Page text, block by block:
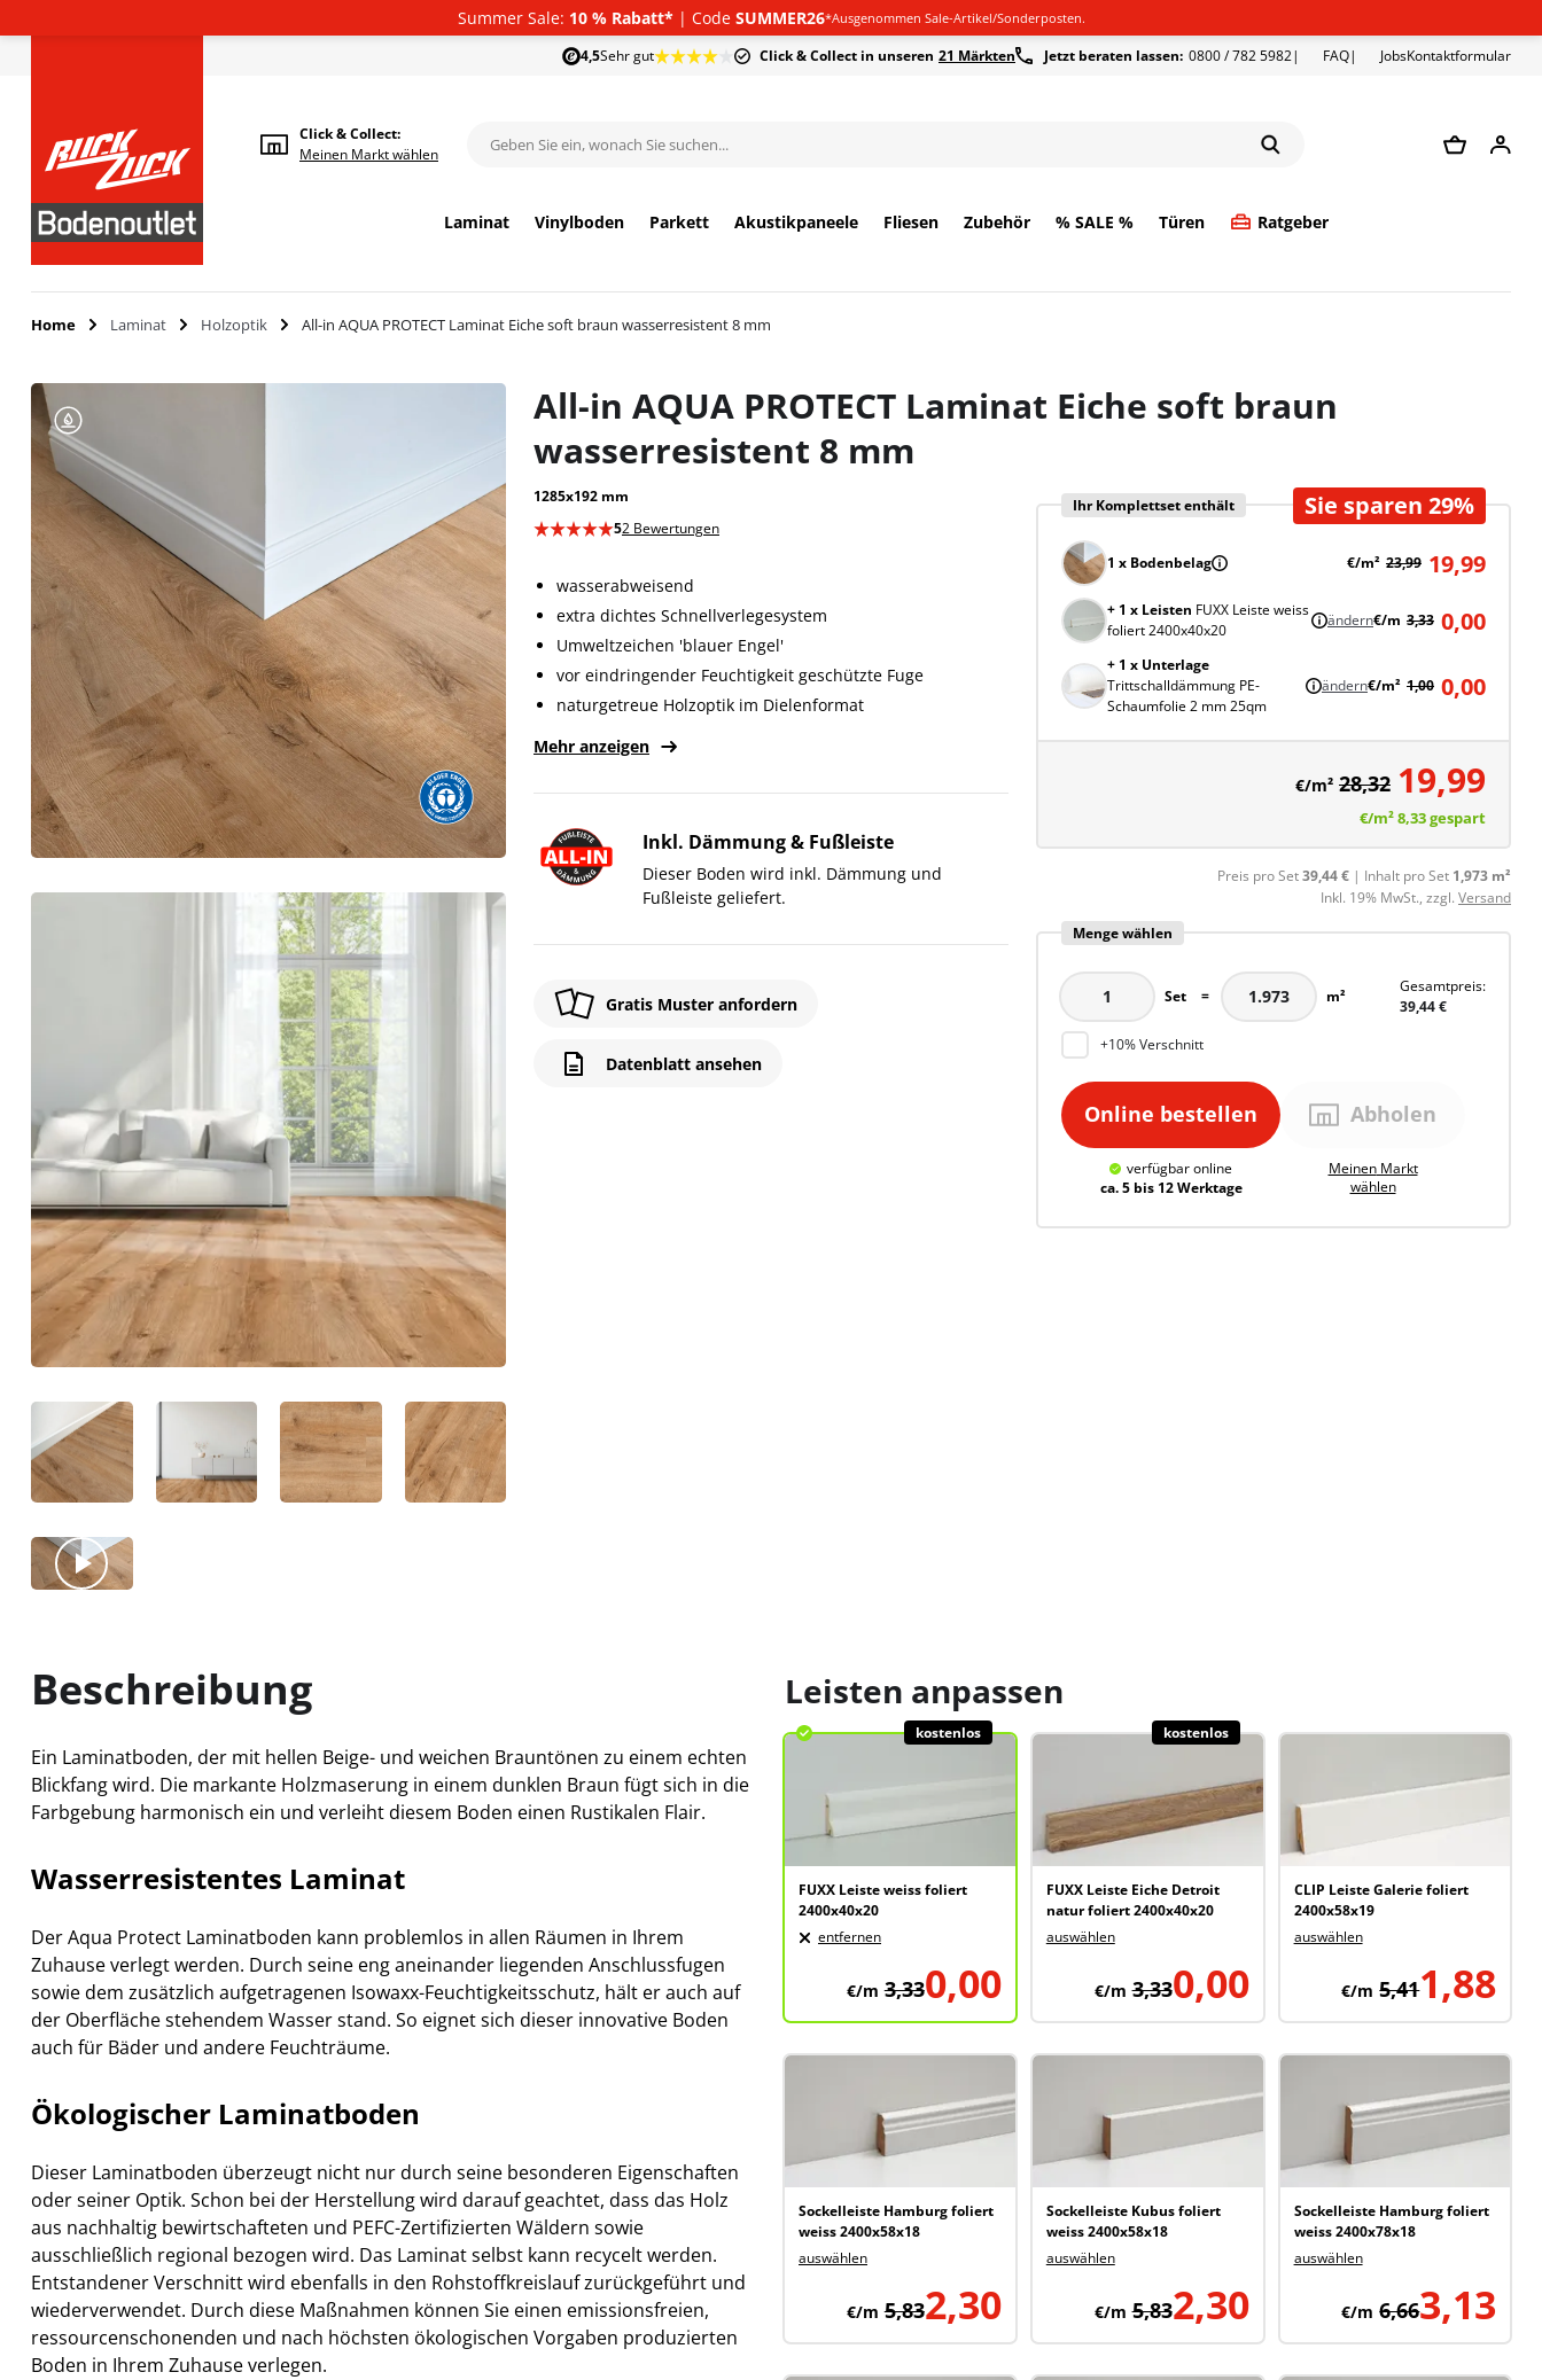
Summer Sale: 10 % Rabatt*| Code SUMMER26*Ausgenommen Sale-Artikel/Sonderposten.
4,5Sehr gut Click & Collect in unseren 21 Märkten Jetzt beraten lassen: 0800 / 782 5982 FAQ JobsKontaktformular
Click & Collect:
Meinen Markt wählen
Laminat Vinylboden Parkett Akustikpaneele Fliesen Zubehör % SALE % Türen Ratgeber
Home Laminat Holzoptik All-in AQUA PROTECT Laminat Eiche soft braun wasserresistent 8 mm
All-in AQUA PROTECT Laminat Eiche soft braun
wasserresistent 8 mm
1285x192 mm
52 Bewertungen
wasserabweisend
extra dichtes Schnellverlegesystem
Umweltzeichen 'blauer Engel'
vor eindringender Feuchtigkeit geschützte Fuge
naturgetreue Holzoptik im Dielenformat
Mehr anzeigen
Inkl. Dämmung & Fußleiste
Dieser Boden wird inkl. Dämmung und
Fußleiste geliefert.
Gratis Muster anfordern
Datenblatt ansehen
Ihr Komplettset enthält Sie sparen 29%
1 x Bodenbelag 19,99
€/m² 23,99
+ 1 x Leisten FUXX Leiste weiss
foliert 2400x40x20
ändern 0,00
€/m 3,33
+ 1 x Unterlage
Trittschalldämmung PE-
Schaumfolie 2 mm 25qm
ändern 0,00
€/m² 1,00
€/m² 28,32 19,99
€/m²8,33gespart
Preis pro Set39,44 € | Inhalt pro Set 1,973 m²
Inkl. 19% MwSt., zzgl. Versand
Menge wählen
Set = m²
+10% Verschnitt
Gesamtpreis:
39,44 €
Online bestellen
verfügbaronline
ca. 5 bis 12 Werktage
Abholen
MeinenMarkt
wählen
Beschreibung
Ein Laminatboden, der mit hellen Beige- und weichen Brauntönen zu einem echten
Blickfang wird. Die markante Holzmaserung in einem dunklen Braun fügt sich in die
Farbgebung harmonisch ein und verleiht diesem Boden einen Rustikalen Flair.
Wasserresistentes Laminat
Der Aqua Protect Laminatboden kann problemlos in allen Räumen in Ihrem
Zuhause verlegt werden. Durch seine eng aneinander liegenden Anschlussfugen
sowie dem zusätzlich aufgetragenen Isowaxx-Feuchtigkeitsschutz, hält er auch auf
der Oberfläche stehendem Wasser stand. So eignet sich dieser innovative Boden
auch für Bäder und andere Feuchträume.
Ökologischer Laminatboden
Dieser Laminatboden überzeugt nicht nur durch seine besonderen Eigenschaften
oder seiner Optik. Schon bei der Herstellung wird darauf geachtet, dass das Holz
aus nachhaltig bewirtschafteten und PEFC-Zertifizierten Wäldern sowie
ausschließlich regional bezogen wird. Das Laminat selbst kann recycelt werden.
Entstandener Verschnitt wird ebenfalls in den Rohstoffkreislauf zurückgeführt und
wiederverwendet. Durch diese Maßnahmen können Sie einen emissionsfreien,
ressourcenschonenden und nach höchsten ökologischen Vorgaben produzierten
Boden in Ihrem Zuhause verlegen.
Leisten anpassen
FUXX Leiste weiss foliert
2400x40x20
entfernen
0,00
€/m 3,33
kostenlos
FUXX Leiste Eiche Detroit
natur foliert 2400x40x20
auswählen
0,00
€/m 3,33
kostenlos
CLIP Leiste Galerie foliert
2400x58x19
auswählen
1,88
€/m 5,41
Sockelleiste Hamburg foliert
weiss 2400x58x18
auswählen
2,30
€/m 5,83
Sockelleiste Kubus foliert
weiss 2400x58x18
auswählen
2,30
€/m 5,83
Sockelleiste Hamburg foliert
weiss 2400x78x18
auswählen
3,13
€/m 6,66